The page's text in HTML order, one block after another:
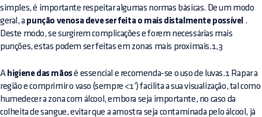
simples, é importante respeitar algumas normas básicas. De um modo
geral, a punção venosa deve ser feita o mais distalmente possível .
Deste modo, se surgirem complicações e forem necessárias mais
punções, estas podem ser feitas em zonas mais proximais.1,3
A higiene das mãosé essencial e recomenda-se o uso de luvas.1 Rapar a
região e comprimir o vaso (sempre <1’) facilita a sua visualização, tal como
humedecer a zona com álcool, embora seja importante, no caso da
colheita de sangue, evitar que a amostra seja contaminada pelo álcool, já